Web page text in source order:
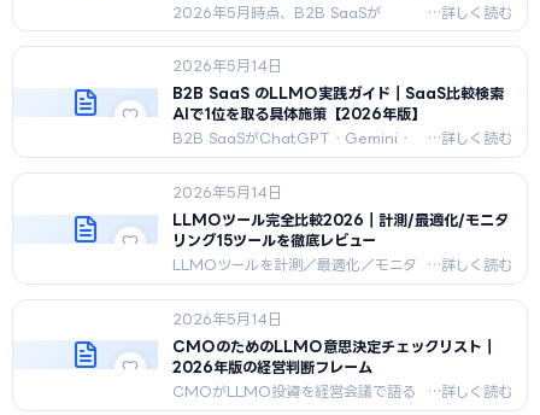
2026年5月時点、B2B SaaSが
ChatGPT広告（Sponsored
Answer）を始める実務ガイド。指
名・競合比較・課題解決の3意図クラス
タ設計、PMF前後の出稿設計、運用5
ステップ、ARR連動KPIまで網羅。
2026年5月14日
B2B SaaS のLLMO実践ガイド｜SaaS比較検索
AIで1位を取る具体施策【2026年版】
B2B SaaSがChatGPT・Gemini・
Perplexityで指名・推奨される実践施
策を、製品エンティティ統合・
G2/Capterra/ITreview連携・25KW
引用率モニタリングまで2026年5月版
で体系解説。
2026年5月14日
LLMOツール完全比較2026｜計測/最適化/モニタ
リング15ツールを徹底レビュー
LLMOツールを計測／最適化／モニタ
リング／競合分析／コンテンツ生成の5
分類×15製品で徹底比較。料金・日本
語対応・業種別マッチを2026年版で
解説。
2026年5月14日
CMOのためのLLMO意思決定チェックリスト｜
2026年版の経営判断フレーム
CMOがLLMO投資を経営会議で語る
ための意思決定フレーム。投資判断3